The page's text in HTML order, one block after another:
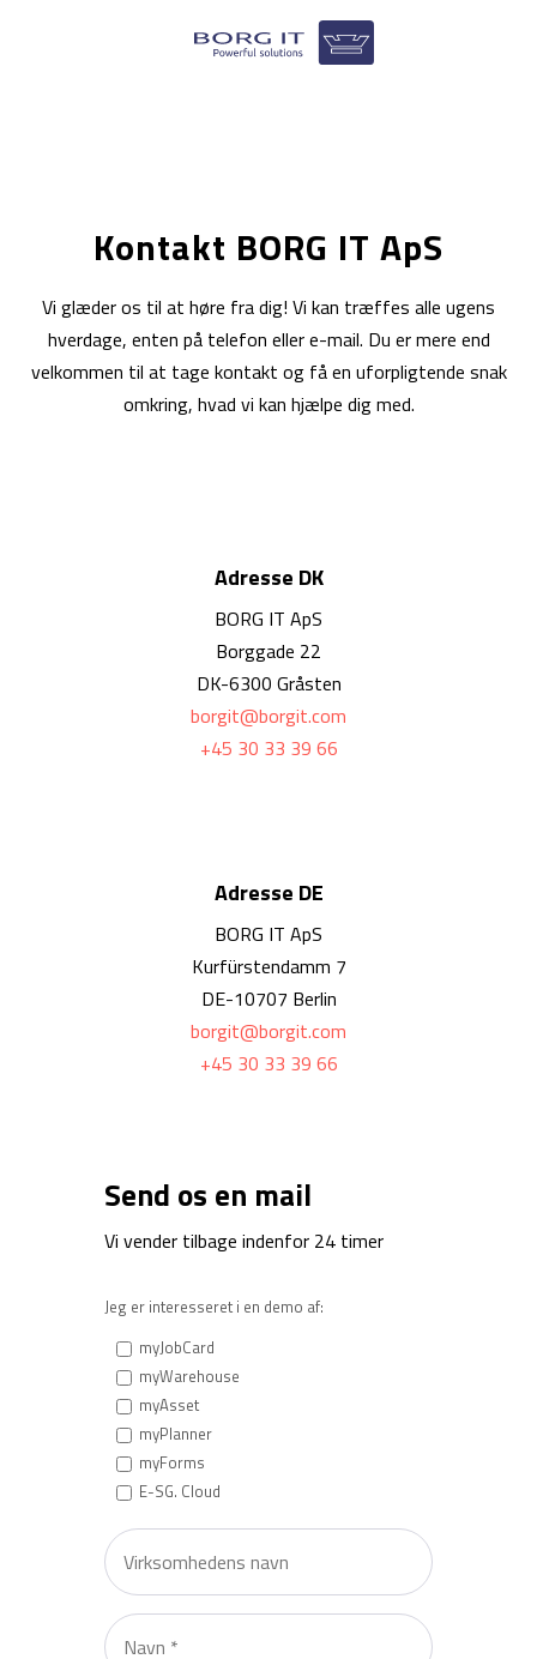
Kontakt BORG IT ApS
​​​Vi glæder os til at høre fra dig! Vi kan træffes alle ugens
hverdage, enten på telefon eller e-mail. Du er mere end
velkommen til at tage kontakt og få en uforpligtende snak
omkring, hvad vi kan hjælpe dig med.
Adresse DK
​BORG IT ApS
Borggade 22
DK-6300 Gråsten
borgit@borgit.com
+45 30 33 39 66
Adresse DE
​BORG IT ApS
Kurfürstendamm 7
DE-10707 Berlin
borgit@borgit.com
+45 30 33 39 66
Send os en mail​
Vi vender tilbage indenfor 24 timer​
Jeg er interesseret i en demo af:
myJobCard
myWarehouse
myAsset
myPlanner
myForms
E-SG. Cloud